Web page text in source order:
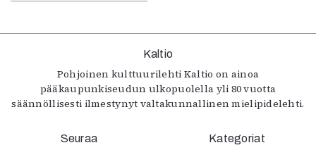
Kaltio
Pohjoinen kulttuurilehti Kaltio on ainoa
pääkaupunkiseudun ulkopuolella yli 80 vuotta
säännöllisesti ilmestynyt valtakunnallinen mielipidelehti.
Seuraa Kategoriat